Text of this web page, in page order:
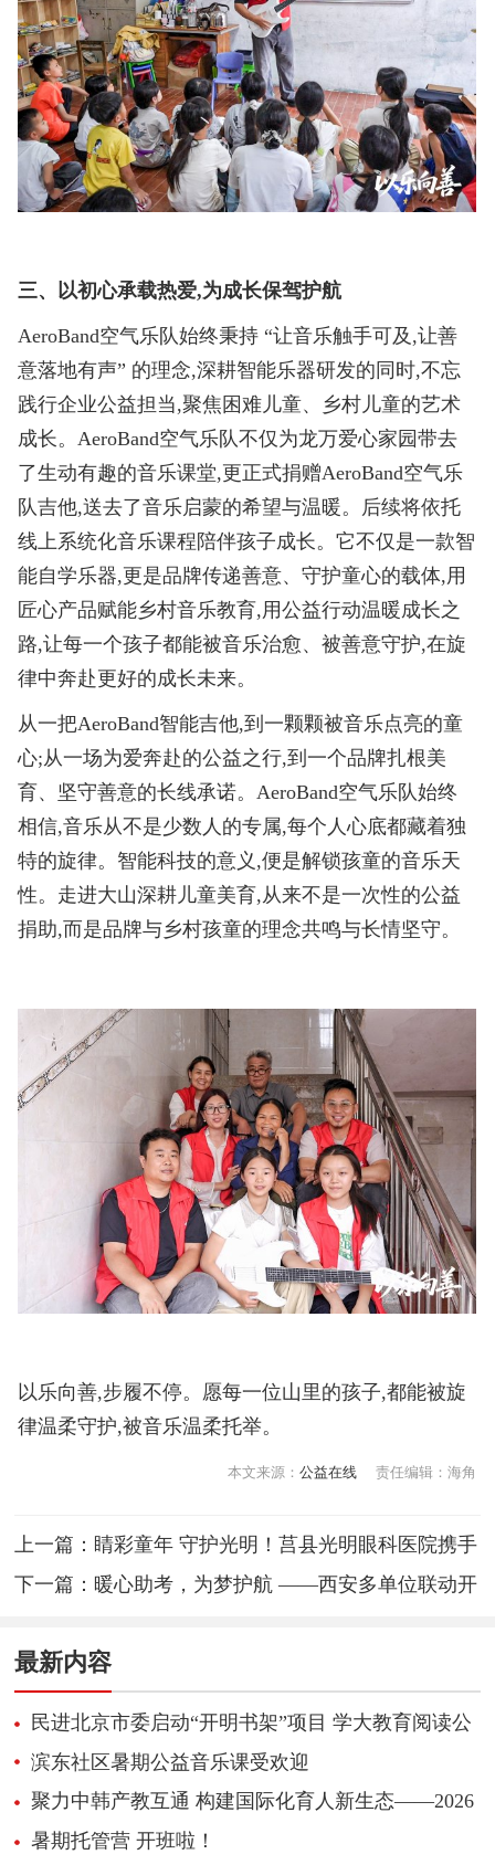
三、以初心承载热爱,为成长保驾护航
AeroBand空气乐队始终秉持 “让音乐触手可及,让善
意落地有声” 的理念,深耕智能乐器研发的同时,不忘
践行企业公益担当,聚焦困难儿童、乡村儿童的艺术
成长。AeroBand空气乐队不仅为龙万爱心家园带去
了生动有趣的音乐课堂,更正式捐赠AeroBand空气乐
队吉他,送去了音乐启蒙的希望与温暖。后续将依托
线上系统化音乐课程陪伴孩子成长。它不仅是一款智
能自学乐器,更是品牌传递善意、守护童心的载体,用
匠心产品赋能乡村音乐教育,用公益行动温暖成长之
路,让每一个孩子都能被音乐治愈、被善意守护,在旋
律中奔赴更好的成长未来。
从一把AeroBand智能吉他,到一颗颗被音乐点亮的童
心;从一场为爱奔赴的公益之行,到一个品牌扎根美
育、坚守善意的长线承诺。AeroBand空气乐队始终
相信,音乐从不是少数人的专属,每个人心底都藏着独
特的旋律。智能科技的意义,便是解锁孩童的音乐天
性。走进大山深耕儿童美育,从来不是一次性的公益
捐助,而是品牌与乡村孩童的理念共鸣与长情坚守。
以乐向善,步履不停。愿每一位山里的孩子,都能被旋
律温柔守护,被音乐温柔托举。
本文来源： 公益在线 责任编辑：海角
上一篇： 睛彩童年 守护光明！莒县光明眼科医院携手
小记者共学护眼知识
下一篇： 暖心助考，为梦护航 ——西安多单位联动开
最新内容
民进北京市委启动“开明书架”项目 学大教育阅读公
益迈向长效共享
滨东社区暑期公益音乐课受欢迎
聚力中韩产教互通 构建国际化育人新生态——2026
职业教育国际化创新合作大会顺利举办
暑期托管营 开班啦！